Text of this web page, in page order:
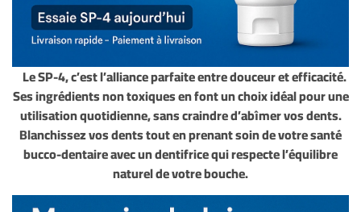
Le SP-4, c’est l’alliance parfaite entre douceur et efficacité.
Ses ingrédients non toxiques en font un choix idéal pour une
utilisation quotidienne, sans craindre d’abîmer vos dents.
Blanchissez vos dents tout en prenant soin de votre santé
bucco-dentaire avec un dentifrice qui respecte l’équilibre
naturel de votre bouche.